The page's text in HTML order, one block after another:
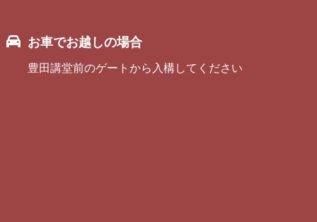
お車でお越しの場合
豊田講堂前のゲートから入構してください